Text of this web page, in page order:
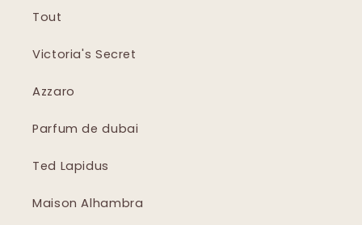
Tout
Victoria's Secret
Azzaro
Parfum de dubai
Ted Lapidus
Maison Alhambra